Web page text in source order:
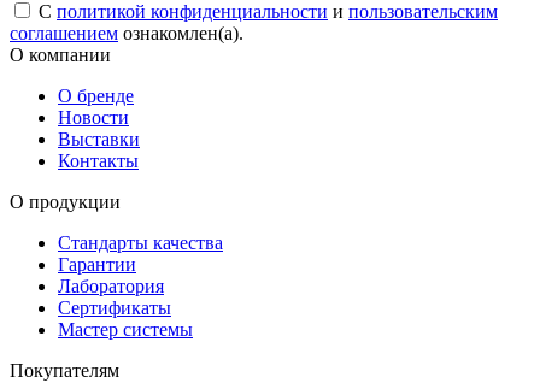
С политикой конфиденциальности и пользовательским
соглашением ознакомлен(а).
О компании
О бренде
Новости
Выставки
Контакты
О продукции
Стандарты качества
Гарантии
Лаборатория
Сертификаты
Мастер системы
Покупателям